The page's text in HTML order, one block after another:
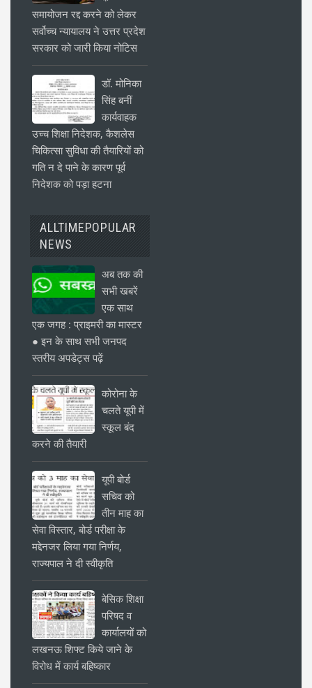
समायोजन रद्द करने को लेकर
सर्वोच्च न्यायालय ने उत्तर प्रदेश
सरकार को जारी किया नोटिस
डॉ. मोनिका
सिंह बनीं
कार्यवाहक
उच्च शिक्षा निदेशक, कैशलेस
चिकित्सा सुविधा की तैयारियों को
गति न दे पाने के कारण पूर्व
निदेशक को पड़ा हटना
ALLTIMEPOPULAR
NEWS
अब तक की
सभी खबरें
एक साथ
एक जगह : प्राइमरी का मास्टर
● इन के साथ सभी जनपद
स्तरीय अपडेट्स पढ़ें
कोरोना के
चलते यूपी में
स्कूल बंद
करने की तैयारी
यूपी बोर्ड
सचिव को
तीन माह का
सेवा विस्तार, बोर्ड परीक्षा के
मद्देनजर लिया गया निर्णय,
राज्यपाल ने दी स्वीकृति
बेसिक शिक्षा
परिषद व
कार्यालयों को
लखनऊ शिफ्ट किये जाने के
विरोध में कार्य बहिष्कार